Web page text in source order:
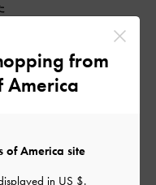
from
America
of America site
in US $.